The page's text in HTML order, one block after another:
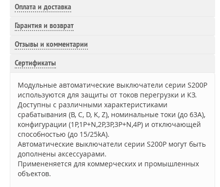
Оплата и доставка
Гарантия и возврат
Отзывы и комментарии
Сертификаты
Модульные автоматические выключатели серии S200P
используются для защиты от токов перегрузки и КЗ.
Доступны с различными характеристиками
срабатывания (B, C, D, K, Z), номинальные токи (до 63А),
конфигурации (1P,1P+N,2P,3P,3P+N,4P) и отключающей
способностью (до 15/25kA).
Автоматические выключатели серии S200P могут быть
дополнены аксессуарами.
Примененяется для коммерческих и промышленных
объектов.